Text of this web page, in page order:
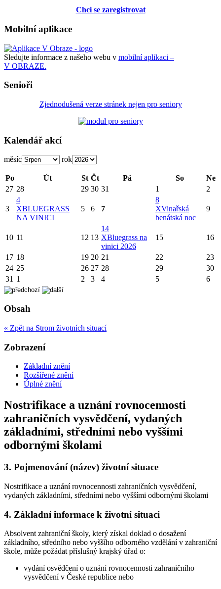
Chci se zaregistrovat
Mobilní aplikace
Sledujte informace z našeho webu v mobilní aplikaci –
V OBRAZE.
Senioři
Zjednodušená verze stránek nejen pro seniory
Kalendář akcí
měsíc rok
Po Út St Čt Pá So
Ne
27 28 29 30 31 1 2
3
4
XBLUEGRASS
NA VINICI
5 6 7
8
XVinařská
benátská noc
9
10 11 12 13
14
XBluegrass na
vinici 2026
15 16
17 18 19 20 21 22
23
24 25 26 27 28 29
30
31 1 2 3 4 5 6
Obsah
« Zpět na Strom životních situací
Zobrazení
Základní znění
Rozšířené znění
Úplné znění
Nostrifikace a uznání rovnocennosti
zahraničních vysvědčení, vydaných
základními, středními nebo vyššími
odbornými školami
3. Pojmenování (název) životní situace
Nostrifikace a uznání rovnocennosti zahraničních vysvědčení,
vydaných základními, středními nebo vyššími odbornými školami
4. Základní informace k životní situaci
Absolvent zahraniční školy, který získal doklad o dosažení
základního, středního nebo vyššího odborného vzdělání v zahraniční
škole, může požádat příslušný krajský úřad o:
vydání osvědčení o uznání rovnocennosti zahraničního
vysvědčení v České republice nebo